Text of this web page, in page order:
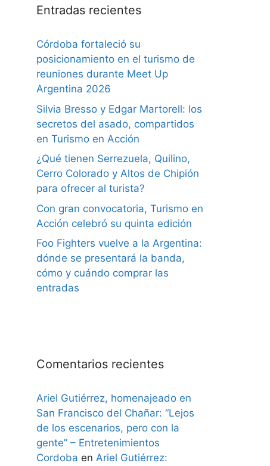
Entradas recientes
Córdoba fortaleció su
posicionamiento en el turismo de
reuniones durante Meet Up
Argentina 2026
Silvia Bresso y Edgar Martorell: los
secretos del asado, compartidos
en Turismo en Acción
¿Qué tienen Serrezuela, Quilino,
Cerro Colorado y Altos de Chipión
para ofrecer al turista?
Con gran convocatoria, Turismo en
Acción celebró su quinta edición
Foo Fighters vuelve a la Argentina:
dónde se presentará la banda,
cómo y cuándo comprar las
entradas
Comentarios recientes
Ariel Gutiérrez, homenajeado en
San Francisco del Chañar: “Lejos
de los escenarios, pero con la
gente” – Entretenimientos
Cordoba en Ariel Gutiérrez: